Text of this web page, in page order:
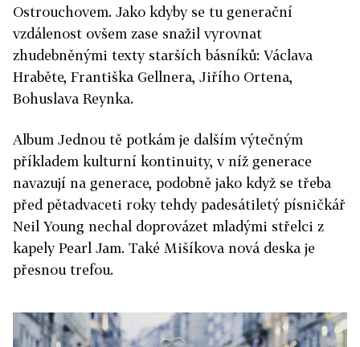
Ostrouchovem. Jako kdyby se tu generační
vzdálenost ovšem zase snažil vyrovnat
zhudebněnými texty starších básníků: Václava
Hraběte, Františka Gellnera, Jiřího Ortena,
Bohuslava Reynka.
Album Jednou tě potkám je dalším výtečným
příkladem kulturní kontinuity, v níž generace
navazují na generace, podobně jako když se třeba
před pětadvaceti roky tehdy padesátiletý písničkář
Neil Young nechal doprovázet mladými střelci z
kapely Pearl Jam. Také Mišíkova nová deska je
přesnou trefou.